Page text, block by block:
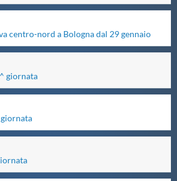
centro-nord a Bologna dal 29 gennaio
giornata